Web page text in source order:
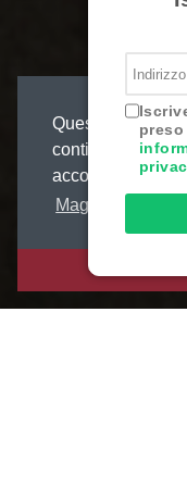
Questo sito web
continuando o
acconsenti al
Maggiori